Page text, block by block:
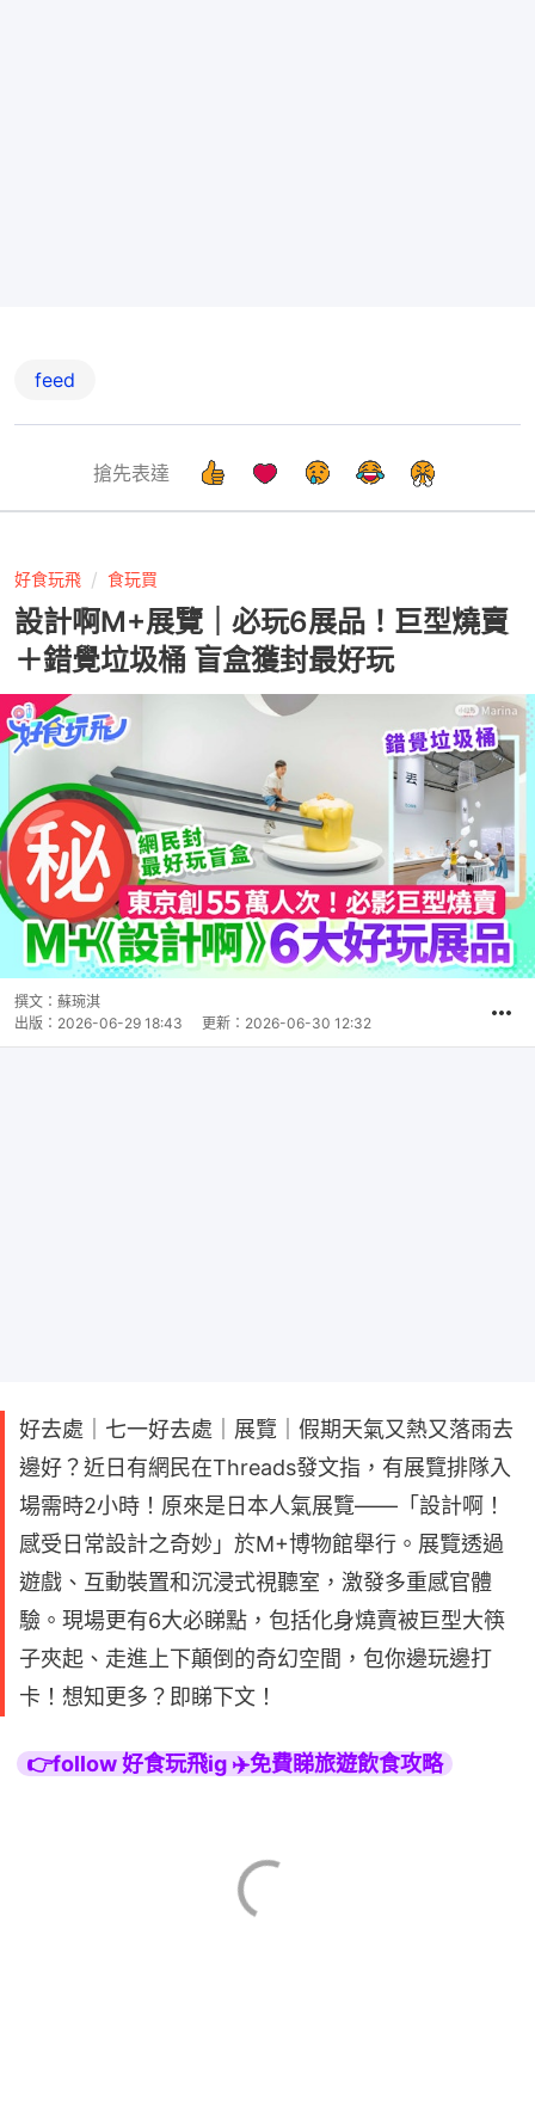
feed
搶先表達
好食玩飛 食玩買
設計啊M+展覽｜必玩6展品！巨型燒賣
＋錯覺垃圾桶 盲盒獲封最好玩
撰文： 蘇琬淇
出版： 2026-06-29 18:43 更新： 2026-06-30 12:32
好去處｜七一好去處｜展覽｜假期天氣又熱又落雨去
邊好？近日有網民在Threads發文指，有展覽排隊入
場需時2小時！原來是日本人氣展覽——「設計啊！
感受日常設計之奇妙」於M+博物館舉行。展覽透過
遊戲、互動裝置和沉浸式視聽室，激發多重感官體
驗。現場更有6大必睇點，包括化身燒賣被巨型大筷
子夾起、走進上下顛倒的奇幻空間，包你邊玩邊打
卡！想知更多？即睇下文！
👉follow 好食玩飛ig ✈️免費睇旅遊飲食攻略